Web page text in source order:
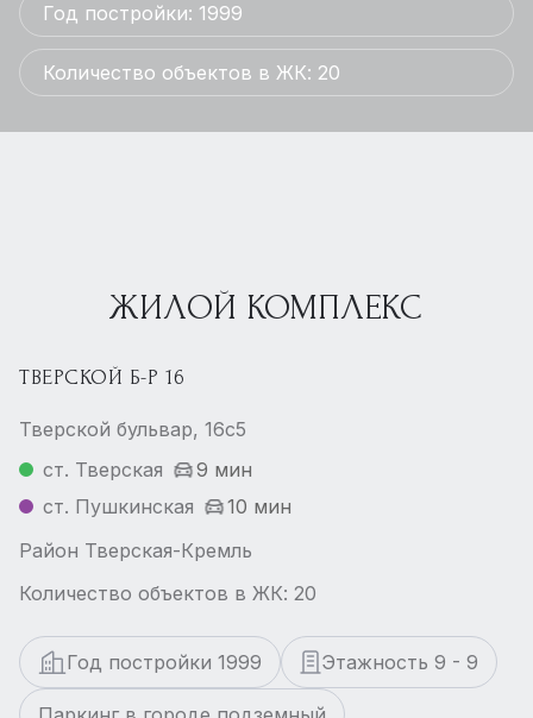
Год постройки: 1999
Количество объектов в ЖК: 20
ЖИЛОЙ КОМПЛЕКС
ТВЕРСКОЙ Б-Р 16
Тверской бульвар, 16с5
ст. Тверская
9 мин
ст. Пушкинская
10 мин
Район Тверская-Кремль
Количество объектов в ЖК: 20
Год постройки 1999 Этажность 9 - 9